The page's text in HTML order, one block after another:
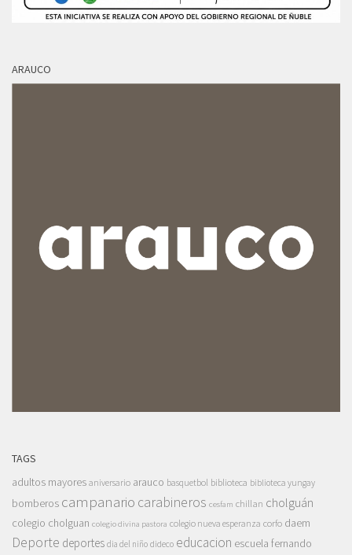
ARAUCO
TAGS
adultos mayores aniversario arauco basquetbol biblioteca biblioteca yungay
bomberos campanario carabineros cesfam chillan cholguán
colegio cholguan colegio divina pastora colegio nueva esperanza corfo daem
Deporte deportes dia del niño dideco educacion escuela fernando